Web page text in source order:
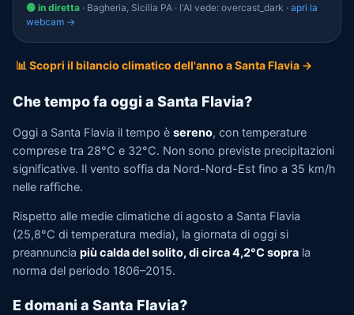
🟢 in diretta · Bagheria, Sicilia PA · l'AI vede: overcast_dark · apri la
webcam →
📊 Scopri il bilancio climatico dell'anno a Santa Flavia →
Che tempo fa oggi a Santa Flavia?
Oggi a Santa Flavia il tempo è sereno, con temperature
comprese tra 28°C e 32°C. Non sono previste precipitazioni
significative. Il vento soffia da Nord-Nord-Est fino a 35 km/h
nelle raffiche.
Rispetto alle medie climatiche di agosto a Santa Flavia
(25,8°C di temperatura media), la giornata di oggi si
preannuncia più calda del solito, di circa 4,2°C sopra la
norma del periodo 1806–2015.
E domani a Santa Flavia?